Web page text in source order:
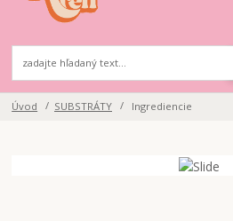
Úvod SUBSTRÁTY Ingrediencie